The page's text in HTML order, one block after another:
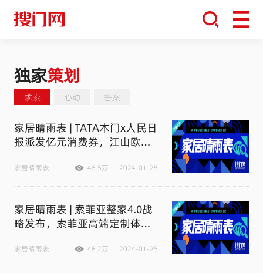
独家策划
求索 心动 答案
家居晴雨表 | TATA木门x人民日
报派发亿元消费券，江山欧派
菲亚2024年将加快门店开店速
度
家居晴雨表 48.5万 2024-01-25
家居晴雨表 | 索菲亚整家4.0战
略发布，索菲亚高端定制体验
人车家战略，红星美凯龙跨界
汽车领域
家居晴雨表 48.2万 2024-01-25